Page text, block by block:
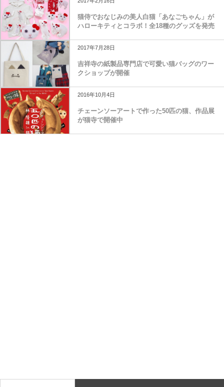
猫侍でおなじみの美人白猫「あなごちゃん」が
ハローキティとコラボ！全18種のグッズを発売
2017年7月28日
吉祥寺の紙製品専門店で可愛い猫バッグのワー
クショップが開催
2016年10月4日
チェーンソーアートで作った50匹の猫、作品展
が猫寺で開催中